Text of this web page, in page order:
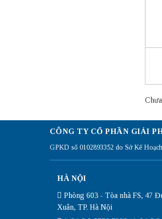
CÔNG TY CỔ PHẦN GIẢI
GPKD số 0102893352 do Sở Kế
HÀ NỘI
Phòng 603 - Tòa nhà FS, 47
Xuân, TP. Hà Nội